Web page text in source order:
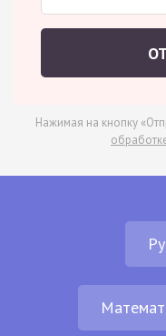
Нажимая на кнопку